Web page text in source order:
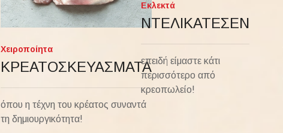
Χειροποίητα
ΚΡΕΑΤΟΣΚΕΥΑΣΜΑΤΑ
όπου η τέχνη του κρέατος συναντά
τη δημιουργικότητα!
Εκλεκτά
ΝΤΕΛΙΚΑΤΕΣΕΝ
επειδή είμαστε κάτι
περισσότερο από
κρεοπωλείο!